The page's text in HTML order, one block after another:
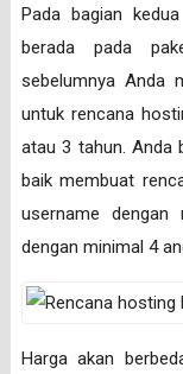
Pada bagian
berada pada
sebelumnya Anda
untuk rencana
atau 3 tahun. Anda
baik membuat
username
dengan minimal 4
Harga akan